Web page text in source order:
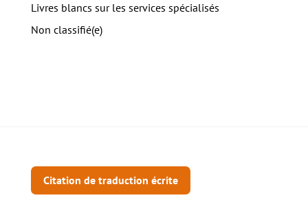
Livres blancs sur les services spécialisés
Non classifié(e)
Citation de traduction écrite